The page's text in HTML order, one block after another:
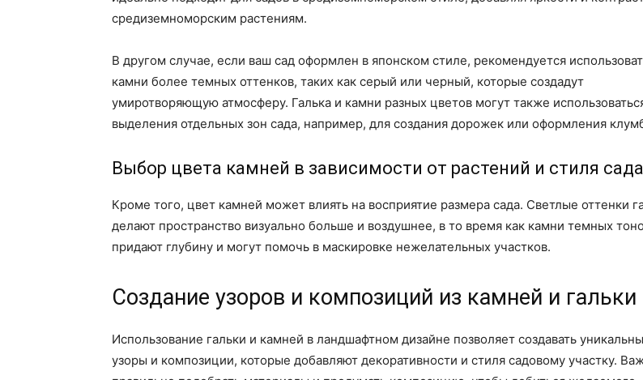
средиземноморским растениям.
В другом случае, если ваш сад оформлен в японском стиле, рекомендуется
камни более темных оттенков, таких как серый или черный, которые создадут
умиротворяющую атмосферу. Галька и камни разных цветов могут также
выделения отдельных зон сада, например, для создания дорожек или оформления
Выбор цвета камней в зависимости от растений и стиля сада
Кроме того, цвет камней может влиять на восприятие размера сада. Светлые оттенки
делают пространство визуально больше и воздушнее, в то время как камни темных
придают глубину и могут помочь в маскировке нежелательных участков.
Создание узоров и композиций из камней и гальки
Использование гальки и камней в ландшафтном дизайне позволяет создавать
узоры и композиции, которые добавляют декоративности и стиля садовому участку.